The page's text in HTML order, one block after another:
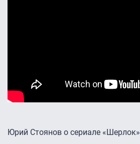
Юрий Стоянов о сериале «Шерлок»